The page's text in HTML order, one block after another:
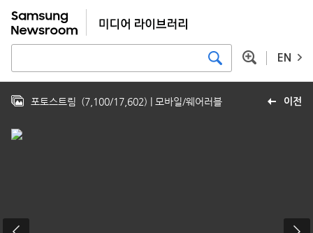
EN
이전
포토스트림 (7,100/17,602) | 모바일/웨어러블